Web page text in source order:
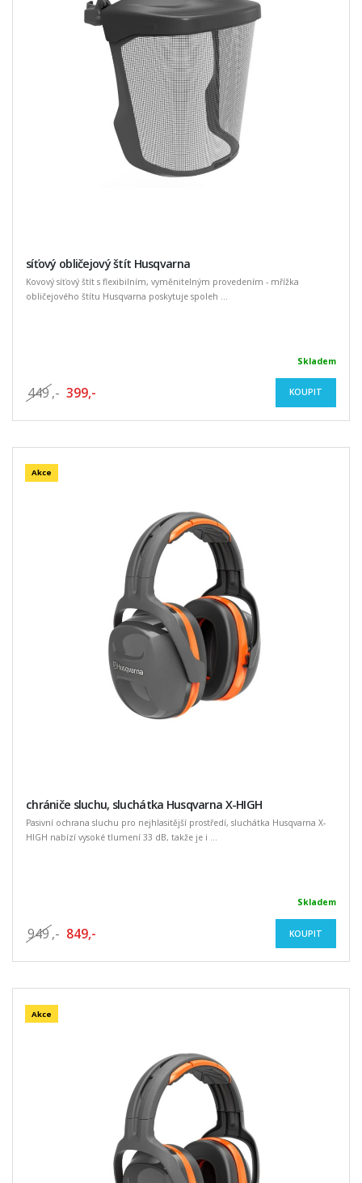
síťový obličejový štít Husqvarna
Kovový síťový štít s flexibilním, vyměnitelným provedením - mřížka
obličejového štítu Husqvarna poskytuje spoleh ...
Skladem
449 ,- 399,- KOUPIT
Akce
chrániče sluchu, sluchátka Husqvarna X-HIGH
Pasivní ochrana sluchu pro nejhlasitější prostředí, sluchátka Husqvarna X-
HIGH nabízí vysoké tlumení 33 dB, takže je i ...
Skladem
949 ,- 849,- KOUPIT
Akce